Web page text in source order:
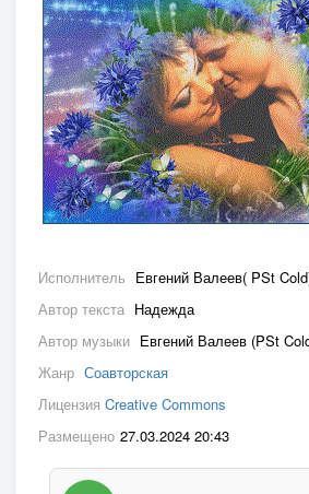
Исполнитель Евгений Валеев( PSt
Автор текста Надежда
Автор музыки Евгений Валеев (PSt
Жанр Соавторская
Лицензия Creative Commons
Размещено 27.03.2024 20:43